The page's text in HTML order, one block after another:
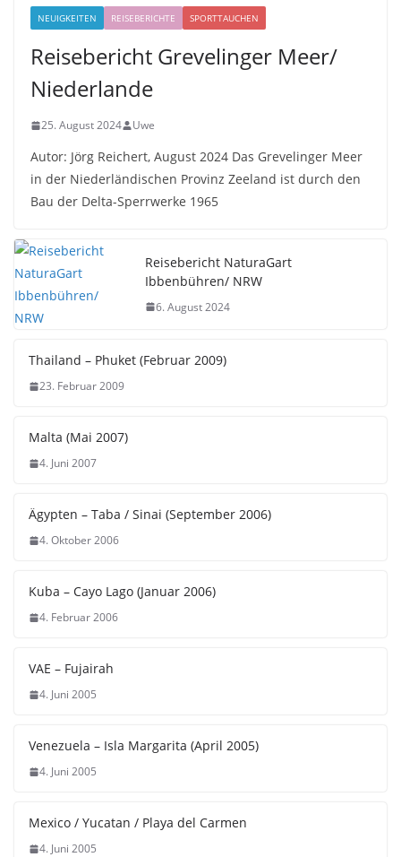
NEUIGKEITEN REISEBERICHTE SPORTTAUCHEN
Reisebericht Grevelinger Meer/
Niederlande
25. August 2024 Uwe
Autor: Jörg Reichert, August 2024 Das Grevelinger Meer
in der Niederländischen Provinz Zeeland ist durch den
Bau der Delta-Sperrwerke 1965
Reisebericht NaturaGart
Ibbenbühren/ NRW
6. August 2024
Thailand – Phuket (Februar 2009)
23. Februar 2009
Malta (Mai 2007)
4. Juni 2007
Ägypten – Taba / Sinai (September 2006)
4. Oktober 2006
Kuba – Cayo Lago (Januar 2006)
4. Februar 2006
VAE – Fujairah
4. Juni 2005
Venezuela – Isla Margarita (April 2005)
4. Juni 2005
Mexico / Yucatan / Playa del Carmen
4. Juni 2005